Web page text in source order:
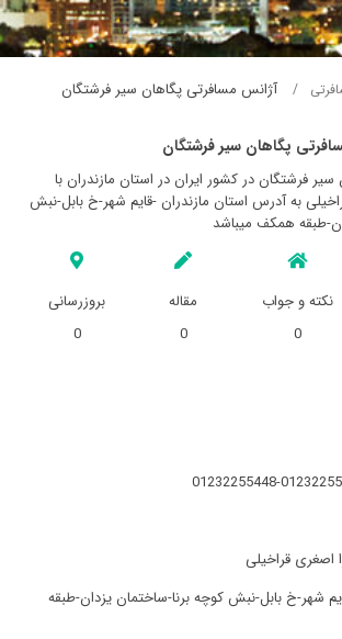
آژانس مسافرتی پگاهان سير فرشتگان
پگاهان سير فرشتگان
فرشتگان در کشور ایران در استان مازندران با
به آدرس استان مازندران -قایم شهر-خ بابل-نبش
طبقه همکف میباشد
نکته و جواب
0
مقاله
0
بروزرسانی
0
اصغری قراخیلی
شهر-خ بابل-نبش کوچه برنا-ساختمان یزدان-طبقه